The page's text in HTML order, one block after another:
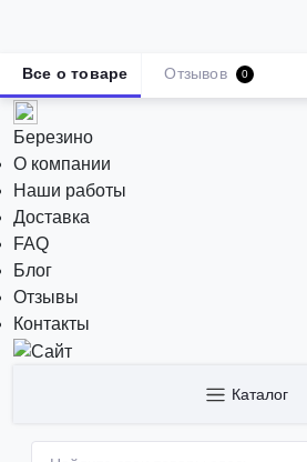
Березино
О компании
Наши работы
Доставка
FAQ
Блог
Отзывы
Контакты
Каталог
Все о товаре Отзывов 0